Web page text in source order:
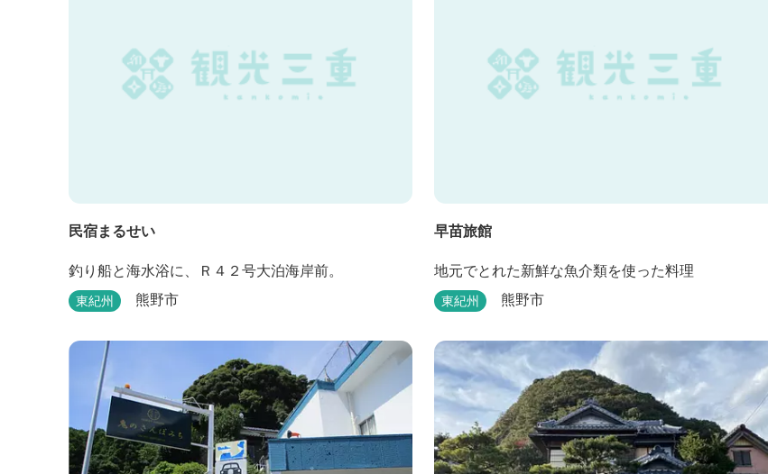
民宿まるせい
釣り船と海水浴に、Ｒ４２号大泊海岸前。
東紀州 熊野市
早苗旅館
地元でとれた新鮮な魚介類を使った料理
東紀州 熊野市